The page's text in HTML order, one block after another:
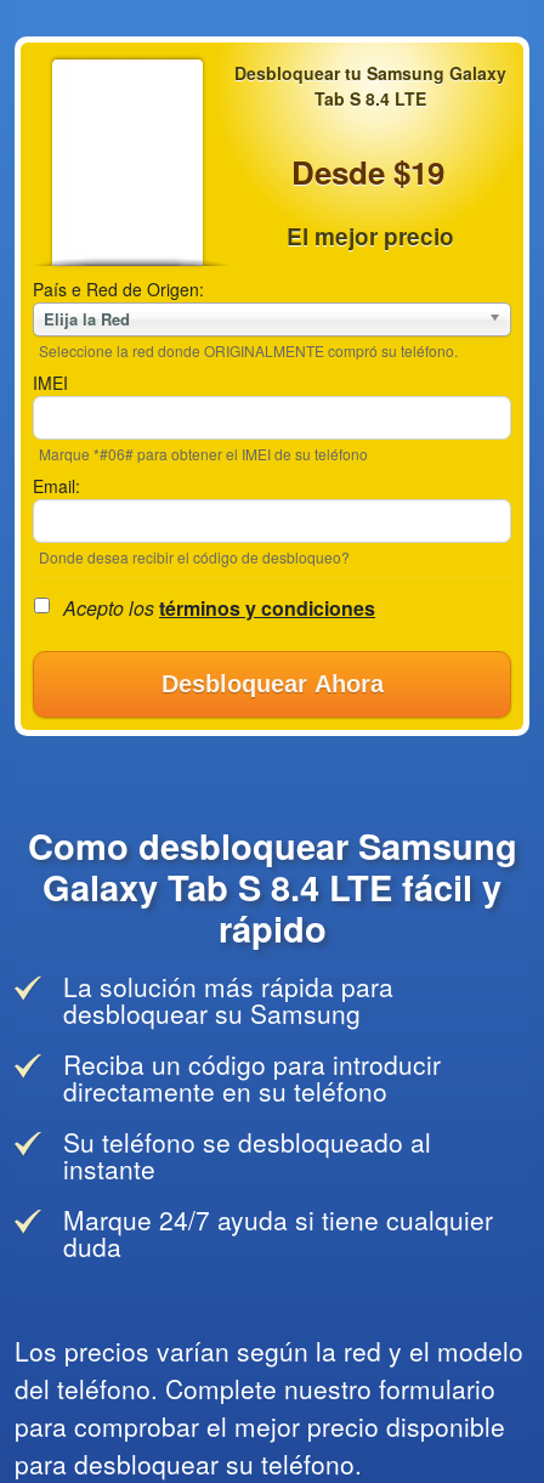
Desbloquear tu Samsung Galaxy
Tab S 8.4 LTE
Desde $19
El mejor precio
País e Red de Origen:
Elija la Red
Seleccione la red donde ORIGINALMENTE compró su teléfono.
IMEI
Marque *#06# para obtener el IMEI de su teléfono
Email:
Donde desea recibir el código de desbloqueo?
Acepto lostérminos y condiciones
Desbloquear Ahora
Como desbloquear Samsung
Galaxy Tab S 8.4 LTE fácil y
rápido
La solución más rápida para
desbloquear su Samsung
Reciba un código para introducir
directamente en su teléfono
Su teléfono se desbloqueado al
instante
Marque 24/7 ayuda si tiene cualquier
duda
Los precios varían según la red y el modelo
del teléfono. Complete nuestro formulario
para comprobar el mejor precio disponible
para desbloquear su teléfono.